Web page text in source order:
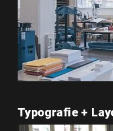
Typografie +